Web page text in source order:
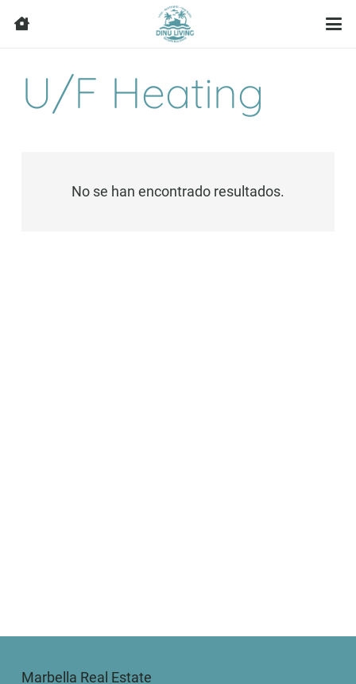
U/F Heating
No se han encontrado resultados.
Marbella Real Estate